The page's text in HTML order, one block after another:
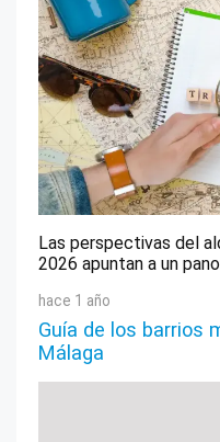
Las perspectivas del
2026 apuntan a un
hace 1 año
Guía de los barrios
Málaga